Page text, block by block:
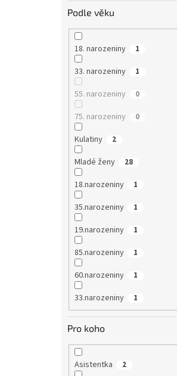
Podle věku
18. narozeniny 1
33. narozeniny 1
55. narozeniny 0
75. narozeniny 0
Kulatiny 2
Mladé ženy 28
18.narozeniny 1
35.narozeniny 1
19.narozeniny 1
85.narozeniny 1
60.narozeniny 1
33.narozeniny 1
Pro koho
Asistentka 2